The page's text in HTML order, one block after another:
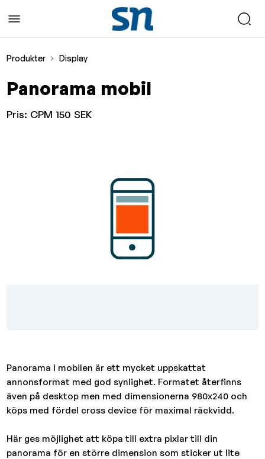
Produkter Display
Panorama mobil
Pris: CPM 150 SEK
Panorama i mobilen är ett mycket uppskattat
annonsformat med god synlighet. Formatet återfinns
även på desktop men med dimensionerna 980x240 och
köps med fördel cross device för maximal räckvidd.
Här ges möjlighet att köpa till extra pixlar till din
panorama för en större dimension som sticker ut lite